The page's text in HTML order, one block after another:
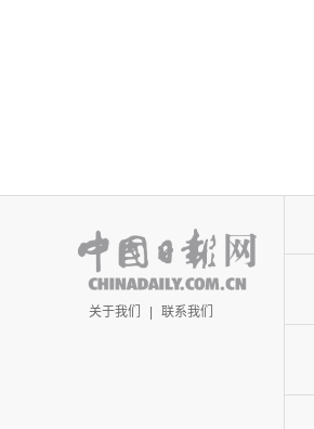
关于我们 | 联系我们